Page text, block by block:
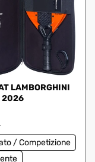
LAMBORGHINI
2026
/ Competizione